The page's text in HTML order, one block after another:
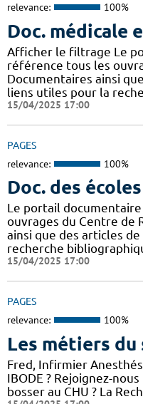
relevance: 100%
Doc. médicale
Afficher le filtrage Le
référence tous les
Documentaires ainsi
liens utiles pour la
15/04/2025 17:00
PAGES
relevance: 100%
Doc. des
Le portail
ouvrages du Centre de
ainsi que des articles
recherche
15/04/2025 17:00
PAGES
relevance: 100%
Les métiers du
Fred, Infirmier
IBODE ? Rejoignez-
bosser au CHU ? La